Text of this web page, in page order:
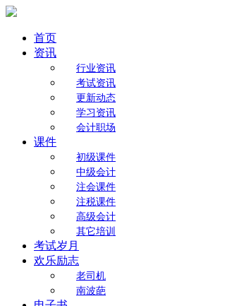
首页
资讯
行业资讯
考试资讯
更新动态
学习资讯
会计职场
课件
初级课件
中级会计
注会课件
注税课件
高级会计
其它培训
考试岁月
欢乐励志
老司机
南波葩